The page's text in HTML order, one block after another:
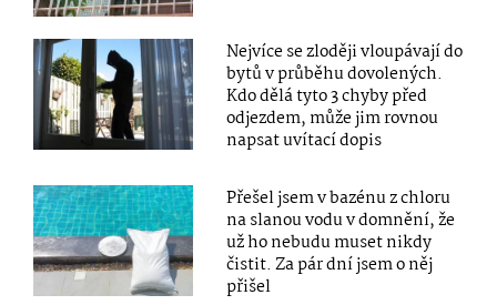
Nejvíce se zloději vloupávají do
bytů v průběhu dovolených.
Kdo dělá tyto 3 chyby před
odjezdem, může jim rovnou
napsat uvítací dopis
Přešel jsem v bazénu z chloru
na slanou vodu v domnění, že
už ho nebudu muset nikdy
čistit. Za pár dní jsem o něj
přišel